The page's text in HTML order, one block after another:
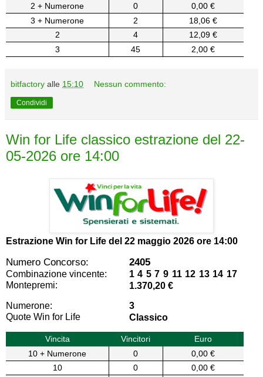
2 + Numerone
0
0,00 €
3 + Numerone
2
18,06 €
2
4
12,09 €
3
45 2,00 €
bitfactory alle 15:10 Nessun commento:
Condividi
Win for Life classico estrazione del 22-
05-2026 ore 14:00
Estrazione Win for Life del 22 maggio 2026 ore 14:00
Numero Concorso: 2405
Combinazione vincente:
1 4 5 7 9 11 12 13 14 17
Montepremi:
1.370,20 €
Numerone:
3
Quote Win for Life
Classico
Vincita Vincitori
Euro
10 + Numerone
0
0,00 €
10
0
0,00 €